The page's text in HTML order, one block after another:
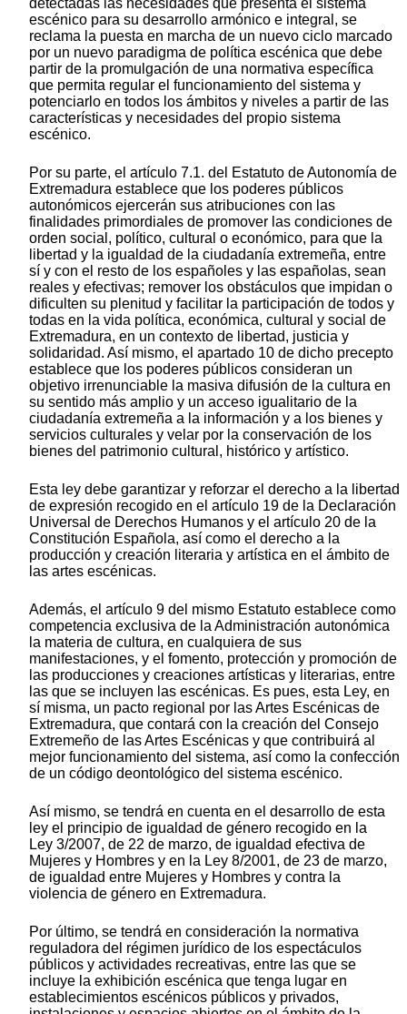
detectadas las necesidades que presenta el sistema
escénico para su desarrollo armónico e integral, se
reclama la puesta en marcha de un nuevo ciclo marcado
por un nuevo paradigma de política escénica que debe
partir de la promulgación de una normativa específica
que permita regular el funcionamiento del sistema y
potenciarlo en todos los ámbitos y niveles a partir de las
características y necesidades del propio sistema
escénico.
Por su parte, el artículo 7.1. del Estatuto de Autonomía de
Extremadura establece que los poderes públicos
autonómicos ejercerán sus atribuciones con las
finalidades primordiales de promover las condiciones de
orden social, político, cultural o económico, para que la
libertad y la igualdad de la ciudadanía extremeña, entre
sí y con el resto de los españoles y las españolas, sean
reales y efectivas; remover los obstáculos que impidan o
dificulten su plenitud y facilitar la participación de todos y
todas en la vida política, económica, cultural y social de
Extremadura, en un contexto de libertad, justicia y
solidaridad. Así mismo, el apartado 10 de dicho precepto
establece que los poderes públicos consideran un
objetivo irrenunciable la masiva difusión de la cultura en
su sentido más amplio y un acceso igualitario de la
ciudadanía extremeña a la información y a los bienes y
servicios culturales y velar por la conservación de los
bienes del patrimonio cultural, histórico y artístico.
Esta ley debe garantizar y reforzar el derecho a la libertad
de expresión recogido en el artículo 19 de la Declaración
Universal de Derechos Humanos y el artículo 20 de la
Constitución Española, así como el derecho a la
producción y creación literaria y artística en el ámbito de
las artes escénicas.
Además, el artículo 9 del mismo Estatuto establece como
competencia exclusiva de la Administración autonómica
la materia de cultura, en cualquiera de sus
manifestaciones, y el fomento, protección y promoción de
las producciones y creaciones artísticas y literarias, entre
las que se incluyen las escénicas. Es pues, esta Ley, en
sí misma, un pacto regional por las Artes Escénicas de
Extremadura, que contará con la creación del Consejo
Extremeño de las Artes Escénicas y que contribuirá al
mejor funcionamiento del sistema, así como la confección
de un código deontológico del sistema escénico.
Así mismo, se tendrá en cuenta en el desarrollo de esta
ley el principio de igualdad de género recogido en la
Ley 3/2007, de 22 de marzo, de igualdad efectiva de
Mujeres y Hombres y en la Ley 8/2001, de 23 de marzo,
de igualdad entre Mujeres y Hombres y contra la
violencia de género en Extremadura.
Por último, se tendrá en consideración la normativa
reguladora del régimen jurídico de los espectáculos
públicos y actividades recreativas, entre las que se
incluye la exhibición escénica que tenga lugar en
establecimientos escénicos públicos y privados,